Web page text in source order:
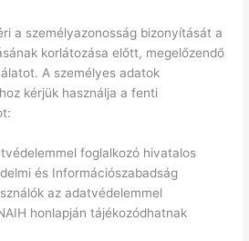
a személyazonosság bizonyítását a
korlátozása előtt, megelőzendő
A személyes adatok
kérjük használja a fenti
foglalkozó hivatalos
és Információszabadság
az adatvédelemmel
honlapján tájékozódhatnak